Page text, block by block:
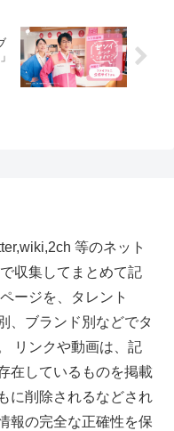
等のネット
収集してまとめて記
ージを、タレント
、ブランド別などでタ
リンクや動画は、記
在しているものを掲載
に削除されるなどされ
報の完全な正確性を保